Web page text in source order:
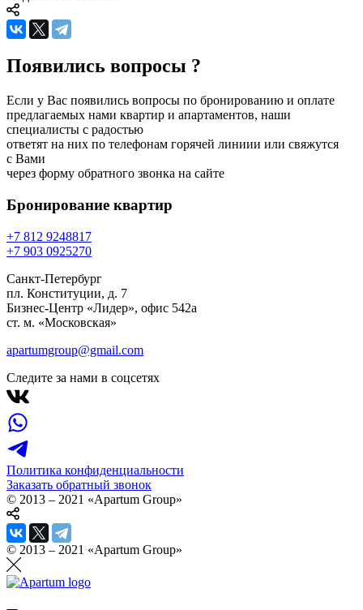
Появились вопросы ?
Если у Вас появились вопросы по бронированию и оплате
предлагаемых нами квартир и апартаментов, наши
специалисты с радостью
ответят на них по телефонам горячей линиии или свяжутся
с Вами
через форму обратного звонка на сайте
Бронирование квартир
+7 812 9248817
+7 903 0925270
Санкт-Петербург
пл. Конституции, д. 7
Бизнес-Центр «Лидер», офис 542a
ст. м. «Московская»
apartumgroup@gmail.com
Следите за нами в соцсетях
Политика конфиденциальности
Заказать обратный звонок
© 2013 – 2021 «Apartum Group»
© 2013 – 2021 «Apartum Group»